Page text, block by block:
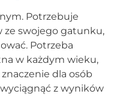
Potrzebuje
ze swojego gatunku,
Potrzeba
w każdym wieku,
dla osób
z wyników